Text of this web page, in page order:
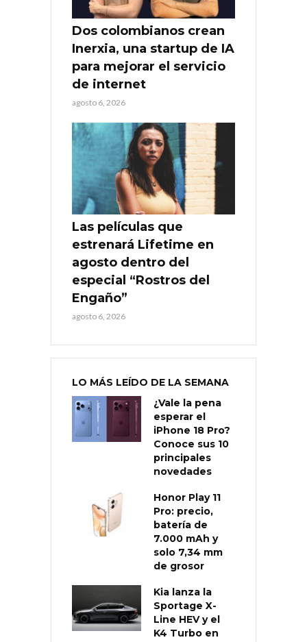
Dos colombianos crean
Inerxia, una startup de IA
para mejorar el servicio
de internet
agosto 6, 2026
Las películas que
estrenará Lifetime en
agosto dentro del
especial “Rostros del
Engaño”
agosto 6, 2026
LO MÁS LEÍDO DE LA SEMANA
¿Vale la pena
esperar el
iPhone 18 Pro?
Conoce sus 10
principales
novedades
Honor Play 11
Pro: precio,
batería de
7.000 mAh y
solo 7,34 mm
de grosor
Kia lanza la
Sportage X-
Line HEV y el
K4 Turbo en